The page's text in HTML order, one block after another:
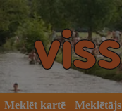
Meklēt kartē Meklētājs